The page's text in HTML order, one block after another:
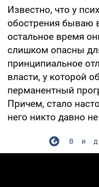
Известно, что у
обострения бываю
остальное время
слишком опасны
принципиальное
власти, у которой
перманентный
Причем, стало
него никто давно